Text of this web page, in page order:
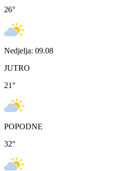
26°
Nedjelja: 09.08
JUTRO
21°
POPODNE
32°